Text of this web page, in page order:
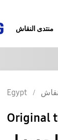
منتدى النقاش
Egypt
Original